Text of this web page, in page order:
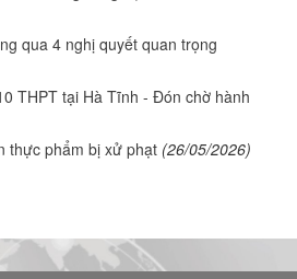
qua 4 nghị quyết quan trọng
THPT tại Hà Tĩnh - Đón chờ hành
thực phẩm bị xử phạt (26/05/2026)